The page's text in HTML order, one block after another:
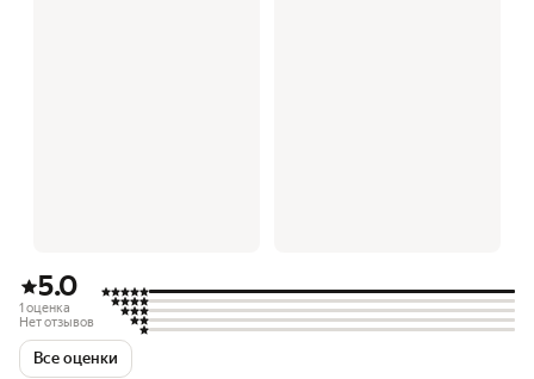
5.0
1 оценка
Нет отзывов
Все оценки